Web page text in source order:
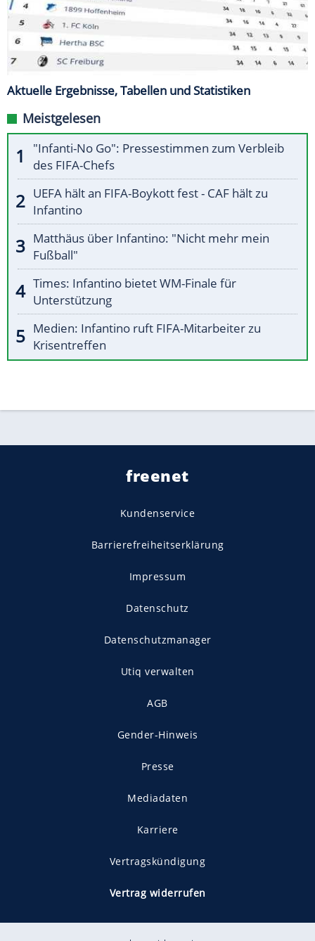
Aktuelle Ergebnisse, Tabellen und Statistiken
Meistgelesen
"Infanti-No Go": Pressestimmen zum Verbleib
des FIFA-Chefs
UEFA hält an FIFA-Boykott fest - CAF hält zu
Infantino
Matthäus über Infantino: "Nicht mehr mein
Fußball"
Times: Infantino bietet WM-Finale für
Unterstützung
Medien: Infantino ruft FIFA-Mitarbeiter zu
Krisentreffen
freenet
Kundenservice
Barrierefreiheitserklärung
Impressum
Datenschutz
Datenschutzmanager
Utiq verwalten
AGB
Gender-Hinweis
Presse
Mediadaten
Karriere
Vertragskündigung
Vertrag widerrufen